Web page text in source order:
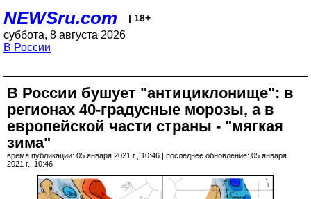
NEWSru.com | 18+
суббота, 8 августа 2026
В России
В России бушует "антициклонище": в
регионах 40-градусные морозы, а в
европейской части страны - "мягкая
зима"
время публикации: 05 января 2021 г., 10:46 | последнее обновление: 05 января
2021 г., 10:46